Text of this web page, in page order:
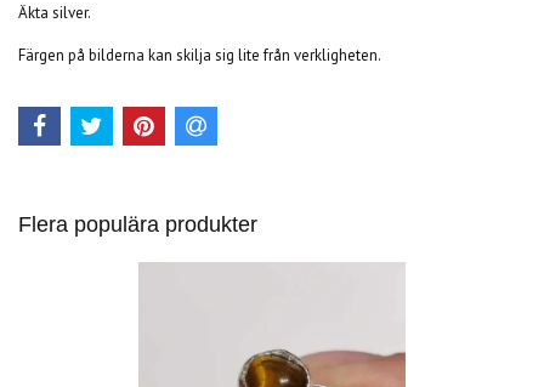
Äkta silver.
Färgen på bilderna kan skilja sig lite från verkligheten.
Flera populära produkter